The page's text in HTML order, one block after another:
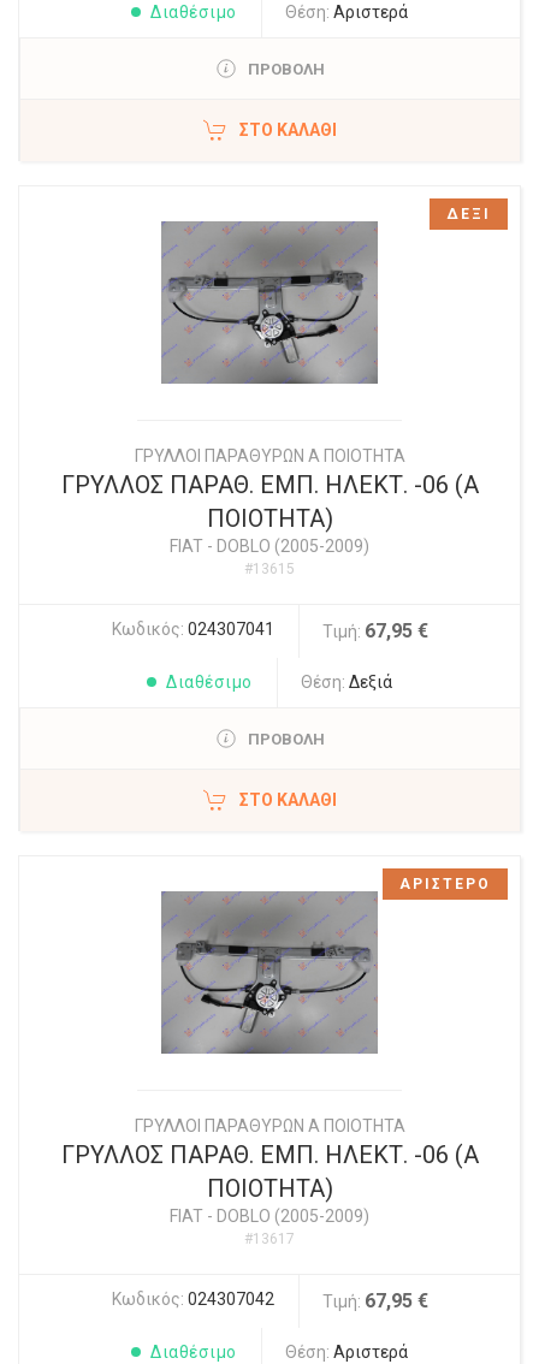
Διαθέσιμο Θέση: Αριστερά
ΠΡΟΒΟΛΗ
ΣΤΟ ΚΑΛΆΘΙ
ΓΡΥΛΛΟΙ ΠΑΡΑΘΥΡΩΝ Α ΠΟΙΟΤΗΤΑ
ΓΡΥΛΛΟΣ ΠΑΡΑΘ. ΕΜΠ. ΗΛΕΚΤ. -06 (Α
ΠΟΙΟΤΗΤΑ)
FIAT - DOBLO (2005-2009)
#13615
Κωδικός: 024307041 Τιμή: 67,95 €
Διαθέσιμο Θέση: Δεξιά
ΠΡΟΒΟΛΗ
ΣΤΟ ΚΑΛΆΘΙ
ΔΕΞΙ
ΓΡΥΛΛΟΙ ΠΑΡΑΘΥΡΩΝ Α ΠΟΙΟΤΗΤΑ
ΓΡΥΛΛΟΣ ΠΑΡΑΘ. ΕΜΠ. ΗΛΕΚΤ. -06 (Α
ΠΟΙΟΤΗΤΑ)
FIAT - DOBLO (2005-2009)
#13617
Κωδικός: 024307042 Τιμή: 67,95 €
Διαθέσιμο Θέση: Αριστερά
ΑΡΙΣΤΕΡΟ